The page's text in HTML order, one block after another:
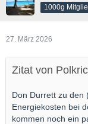
1000g
27. März 2026
Zitat von
Don Durrett zu den
Energiekosten bei
kommen noch ein